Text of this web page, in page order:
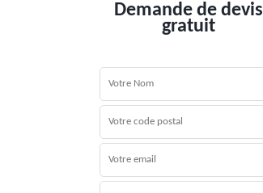
Demande de devis
gratuit